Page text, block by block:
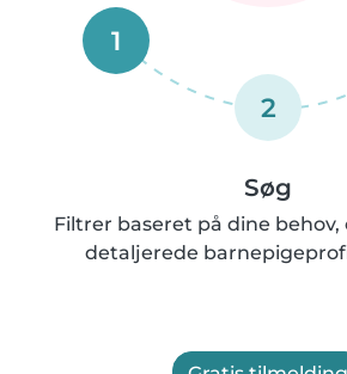
1
2
Søg
Filtrer baseret på dine
detaljerede